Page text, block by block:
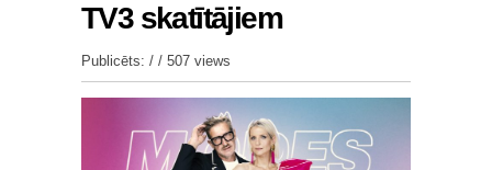
TV3 skatītājiem
Publicēts: / / 507 views